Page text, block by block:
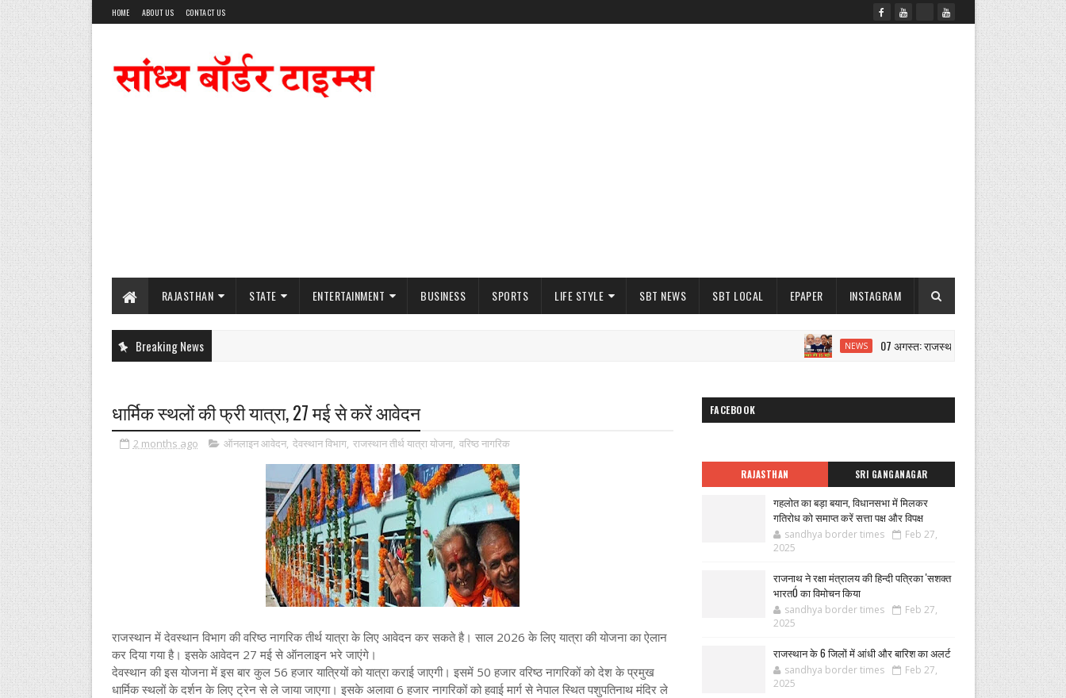
HOME ABOUT US CONTACT US
RAJASTHAN STATE ENTERTAINMENT BUSINESS SPORTS LIFE STYLE SBT NEWS SBT LOCAL EPAPER INSTAGRAM
Breaking News NEWS 07 अगस्त: राजस्थान सुबह 6.15 बजे की 15 बड़ी खबरें |
धार्मिक स्थलों की फ्री यात्रा, 27 मई से करें आवेदन
2 months ago ऑनलाइन आवेदन, देवस्थान विभाग, राजस्थान तीर्थ यात्रा योजना, वरिष्ठ नागरिक
राजस्थान में देवस्थान विभाग की वरिष्ठ नागरिक तीर्थ यात्रा के लिए आवेदन कर सकते है। साल 2026 के लिए यात्रा की योजना का ऐलान
कर दिया गया है। इसके आवेदन 27 मई से ऑनलाइन भरे जाएंगे।
देवस्थान की इस योजना में इस बार कुल 56 हजार यात्रियों को यात्रा कराई जाएगी। इसमें 50 हजार वरिष्ठ नागरिकों को देश के प्रमुख
धार्मिक स्थलों के दर्शन के लिए ट्रेन से ले जाया जाएगा। इसके अलावा 6 हजार नागरिकों को हवाई मार्ग से नेपाल स्थित पशुपतिनाथ मंदिर ले
FACEBOOK
RAJASTHAN SRI GANGANAGAR
गहलोत का बड़ा बयान, विधानसभा में मिलकर
गतिरोध को समाप्त करें सत्ता पक्ष और विपक्ष
sandhya border times
Feb 27,
2025
राजनाथ ने रक्षा मंत्रालय की हिन्दी पत्रिका 'सशक्त
भारतÓ का विमोचन किया
sandhya border times
Feb 27,
2025
राजस्थान के 6 जिलों में आंधी और बारिश का अलर्ट
sandhya border times
Feb 27,
2025